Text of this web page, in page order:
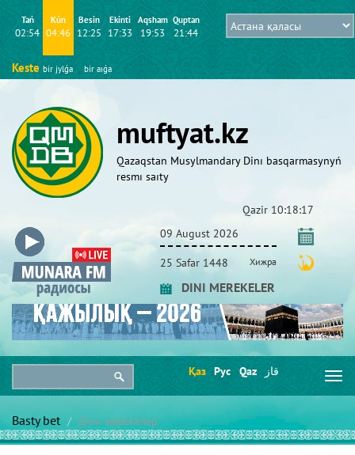
Tań
02:54
Kún
04:46
Besіn
12:25
Ekіntі
17:33
Aqsham
19:53
Quptan
21:44
Keste bіr jylǵa bіr aıǵa
muftyat.kz
Qazaqstan Musylmandary Dіnı basqarmasynyń
resmı saıty
Qazіr 10:18:18
09 August 2026
25 Safar 1448 Хижра
DINI MEREKELER
Қаз Рус Qaz قاز
Basty bet Діни мерекелер